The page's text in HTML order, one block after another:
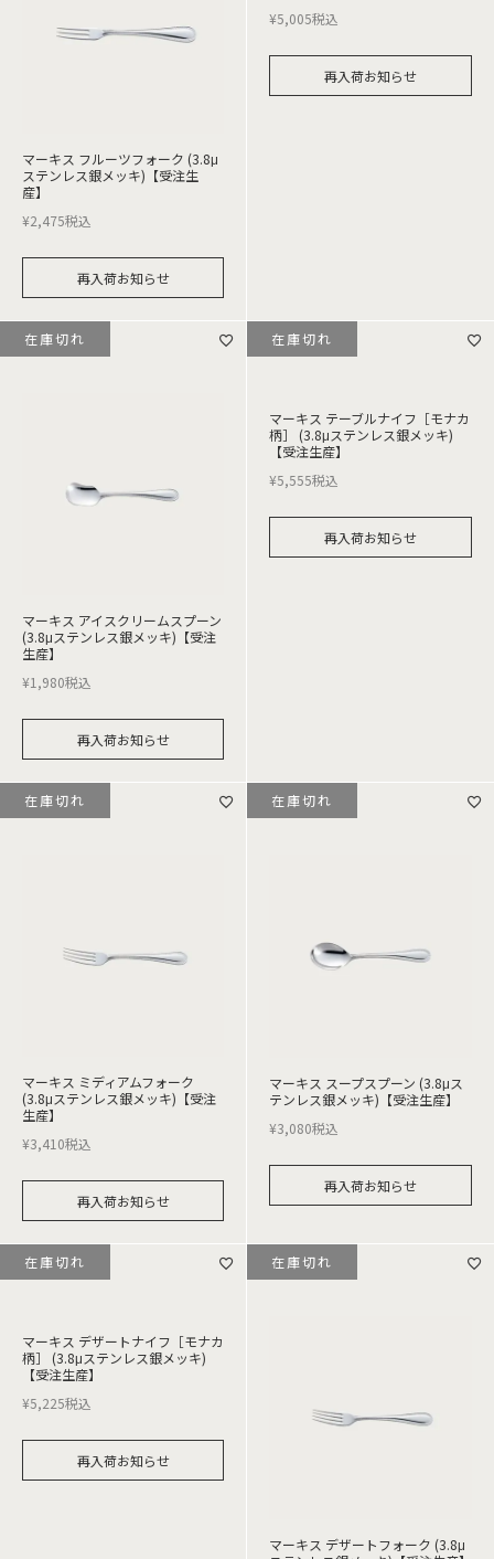
マーキス フルーツフォーク (3.8μ
ステンレス銀メッキ)【受注生
産】
¥2,475税込
再入荷お知らせ
¥5,005税込
再入荷お知らせ
マーキス アイスクリームスプーン
(3.8μステンレス銀メッキ)【受注
生産】
¥1,980税込
再入荷お知らせ
在庫切れ
マーキス テーブルナイフ［モナカ
柄］ (3.8μステンレス銀メッキ)
【受注生産】
¥5,555税込
再入荷お知らせ
在庫切れ
マーキス ミディアムフォーク
(3.8μステンレス銀メッキ)【受注
生産】
¥3,410税込
再入荷お知らせ
在庫切れ
マーキス スープスプーン (3.8μス
テンレス銀メッキ)【受注生産】
¥3,080税込
再入荷お知らせ
在庫切れ
マーキス デザートナイフ［モナカ
柄］ (3.8μステンレス銀メッキ)
【受注生産】
¥5,225税込
再入荷お知らせ
在庫切れ
マーキス デザートフォーク (3.8μ
在庫切れ